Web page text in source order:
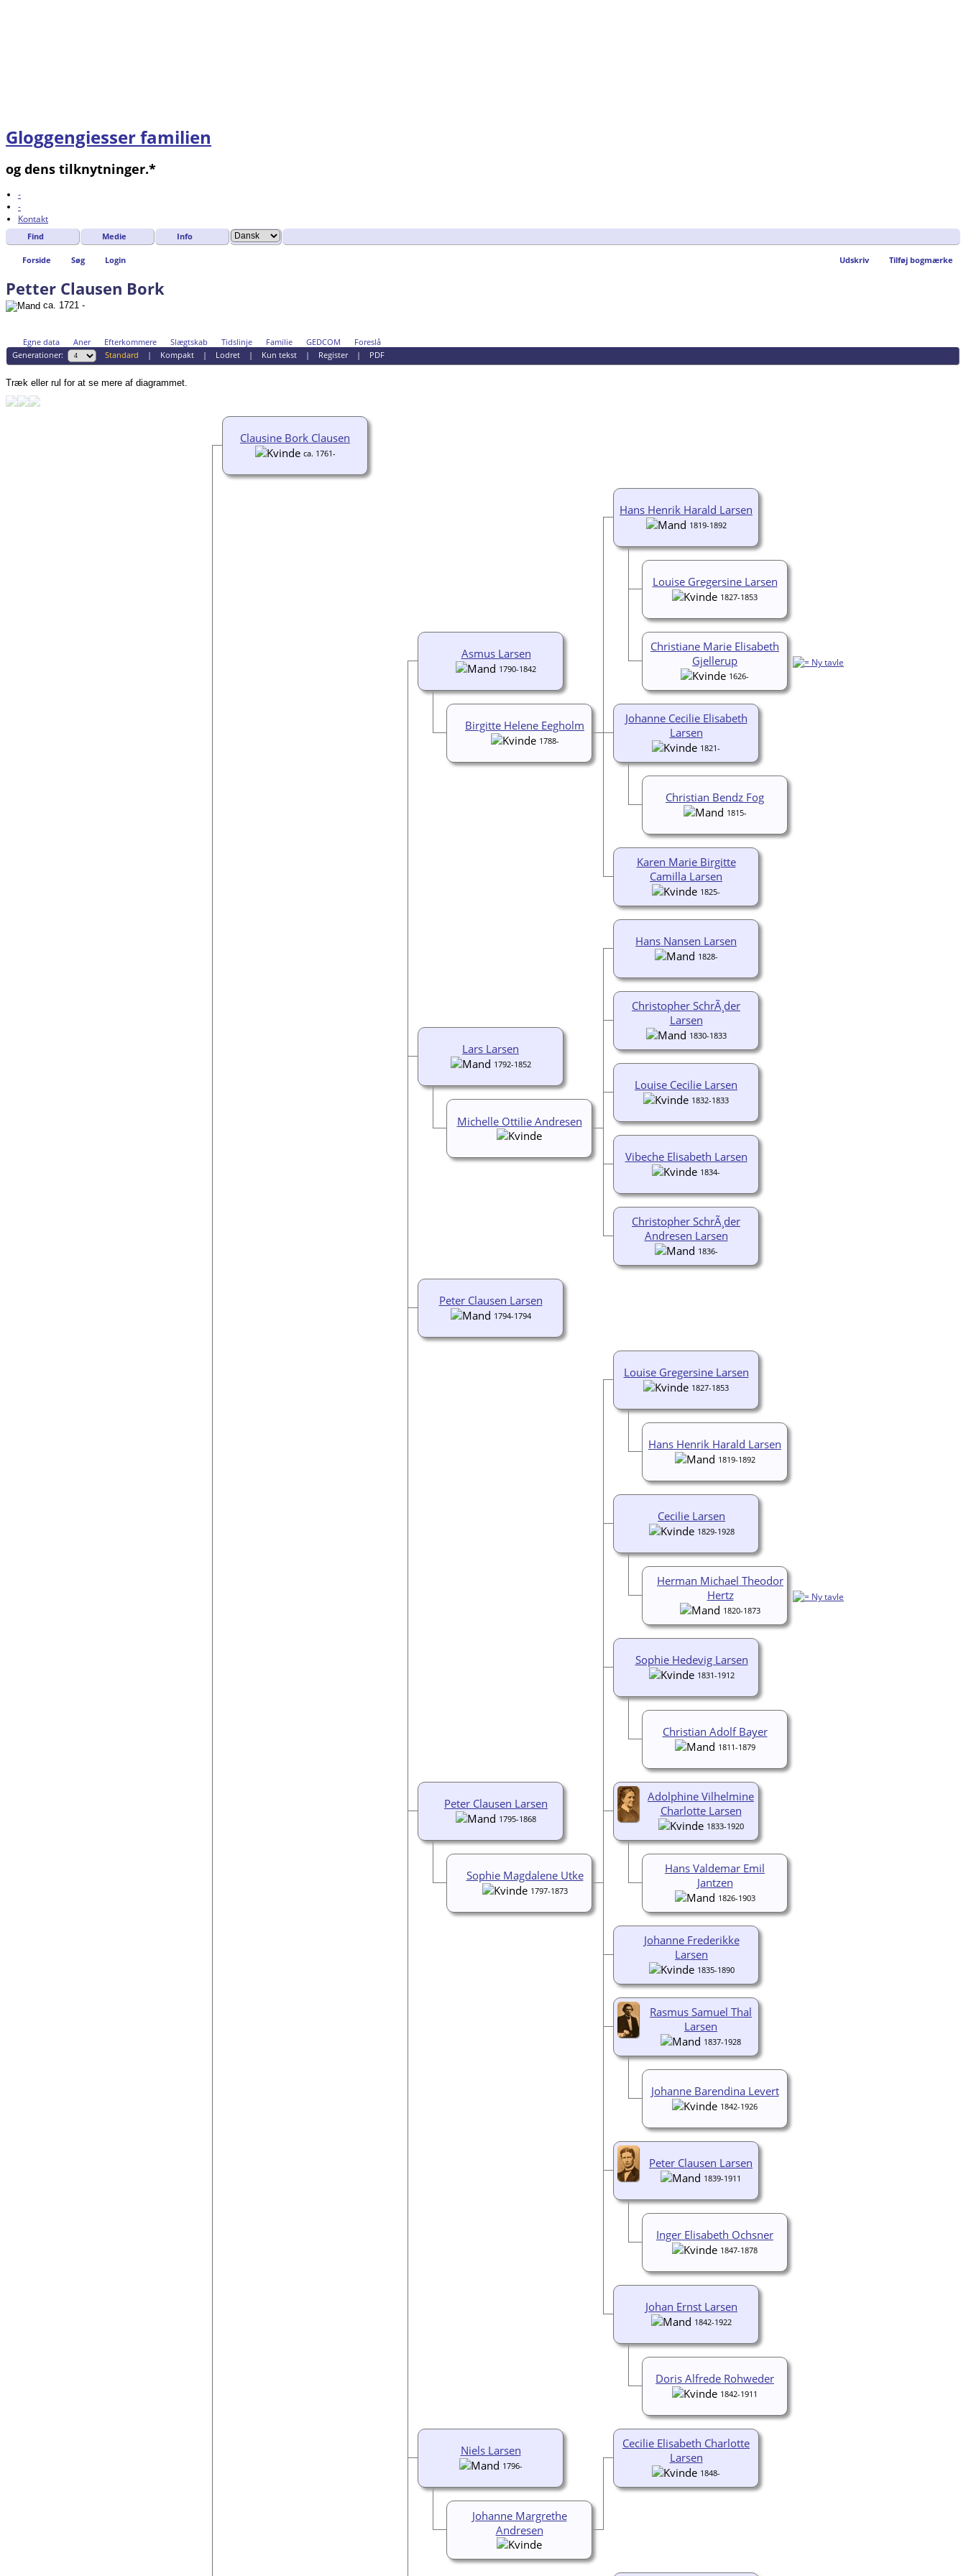
Gloggengiesser familien
og dens tilknytninger.*
-
-
Kontakt
Find Medie Info
Forside Søg Login Udskriv Tilføj bogmærke
Petter Clausen Bork
ca. 1721 -
Egne data Aner Efterkommere Slægtskab Tidslinje Familie GEDCOM
Foreslå
Generationer:
Standard | Kompakt| Lodret| Kun tekst| Register| PDF
Træk eller rul for at se mere af diagrammet.
Clausine Bork Clausen
ca. 1761-
Hans Henrik Harald Larsen
1819-1892
Louise Gregersine Larsen
1827-1853
Christiane Marie Elisabeth
Gjellerup
1626-
Johanne Cecilie Elisabeth
Larsen
1821-
Christian Bendz Fog
1815-
Karen Marie Birgitte
Camilla Larsen
1825-
Asmus Larsen
1790-1842
Birgitte Helene Eegholm
1788-
Hans Nansen Larsen
1828-
Christopher SchrÃ¸der
Larsen
1830-1833
Louise Cecilie Larsen
1832-1833
Vibeche Elisabeth Larsen
1834-
Christopher SchrÃ¸der
Andresen Larsen
1836-
Lars Larsen
1792-1852
Michelle Ottilie Andresen
Peter Clausen Larsen
1794-1794
Louise Gregersine Larsen
1827-1853
Hans Henrik Harald Larsen
1819-1892
Cecilie Larsen
1829-1928
Herman Michael Theodor
Hertz
1820-1873
Sophie Hedevig Larsen
1831-1912
Christian Adolf Bayer
1811-1879
Adolphine Vilhelmine
Charlotte Larsen
1833-1920
Hans Valdemar Emil
Jantzen
1826-1903
Johanne Frederikke
Larsen
1835-1890
Rasmus Samuel Thal
Larsen
1837-1928
Johanne Barendina Levert
1842-1926
Peter Clausen Larsen
1839-1911
Inger Elisabeth Ochsner
1847-1878
Johan Ernst Larsen
1842-1922
Doris Alfrede Rohweder
1842-1911
Peter Clausen Larsen
1795-1868
Sophie Magdalene Utke
1797-1873
Cecilie Elisabeth Charlotte
Larsen
1848-
Niels Larsen
1796-
Johanne Margrethe
Andresen